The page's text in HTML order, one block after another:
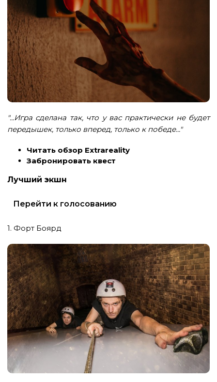
"...Игра сделана так, что у вас практически не будет
передышек, только вперед, только к победе..."
Читать обзор Extrareality
Забронировать квест
Лучший экшн
Перейти к голосованию
1. Форт Боярд